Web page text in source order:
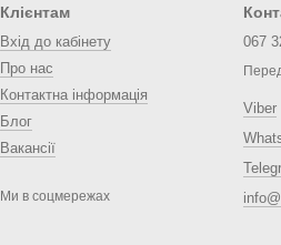
Клієнтам
Вхід до кабінету
Про нас
Контактна інформація
Блог
Вакансії
Ми в соцмережах
067
Viber